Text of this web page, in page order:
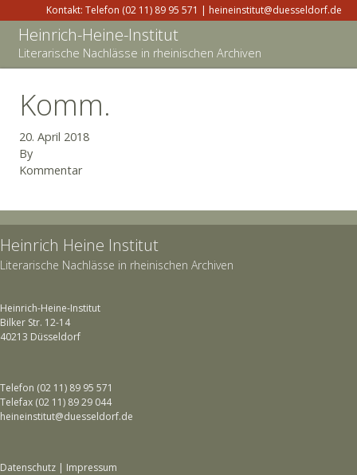
Kontakt: Telefon (02 11) 89 95 571 | heineinstitut@duesseldorf.de
Heinrich-Heine-Institut
Literarische Nachlässe in rheinischen Archiven
Komm.
20. April 2018
By
Kommentar
Heinrich Heine Institut
Literarische Nachlässe in rheinischen Archiven
Heinrich-Heine-Institut
Bilker Str. 12-14
40213 Düsseldorf
Telefon (02 11) 89 95 571
Telefax (02 11) 89 29 044
heineinstitut@duesseldorf.de
Datenschutz | Impressum